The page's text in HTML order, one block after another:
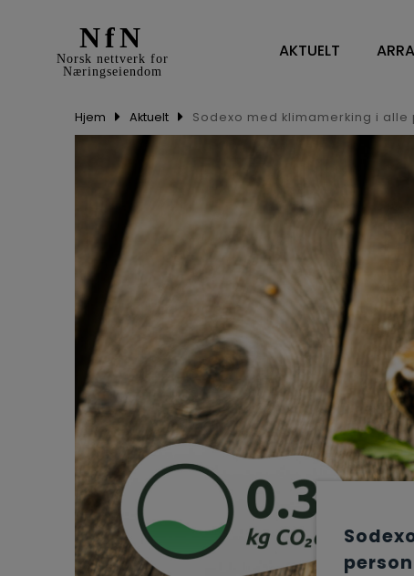
NfN
Norsk nettverk for
Næringseiendom
AKTUELT
Hjem Aktuelt